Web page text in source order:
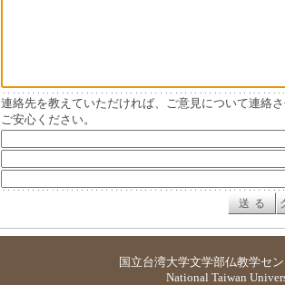
連絡先を教えていただければ、ご意見について連絡
ご安心ください。
国立台湾大学文学部仏教学セ
National Taiwan